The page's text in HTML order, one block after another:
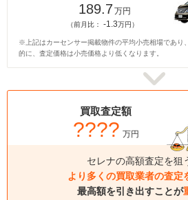
189.7万円
（前月比： -1.3万円）
※上記はカーセンサー掲載物件の平均小売相場であり
的に、査定価格は小売価格より低くなります。
買取査定額
???? 万円
セレナの高額査定を狙
より多くの買取業者の査定
最高額を引き出すことが